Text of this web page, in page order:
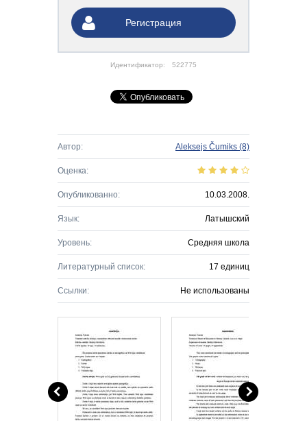
Регистрация
Идентификатор: 522775
Автор: Aleksejs Čumiks (8)
Оценка:
Опубликованно: 10.03.2008.
Язык: Латышский
Уровень: Средняя школа
Литературный список: 17 единиц
Ссылки: Не использованы